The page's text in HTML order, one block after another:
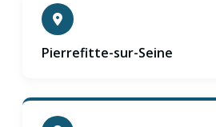
Pierrefitte-sur-Seine